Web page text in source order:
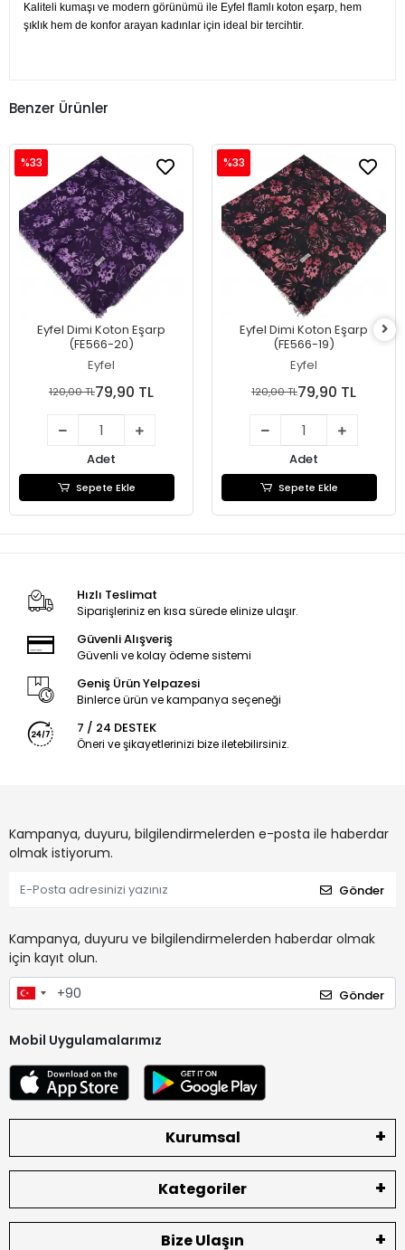
Kaliteli kumaşı ve modern görünümü ile Eyfel flamlı koton eşarp, hem
şıklık hem de konfor arayan kadınlar için ideal bir tercihtir.
Benzer Ürünler
Eyfel Dimi Koton Eşarp
(FE566-20)
Eyfel
%33
120,00 TL79,90 TL
Adet
Sepete Ekle
Eyfel Dimi Koton Eşarp
(FE566-19)
Eyfel
%33
120,00 TL79,90 TL
Adet
Sepete Ekle
Hızlı Teslimat
Siparişleriniz en kısa sürede elinize ulaşır.
Güvenli Alışveriş
Güvenli ve kolay ödeme sistemi
Geniş Ürün Yelpazesi
Binlerce ürün ve kampanya seçeneği
7 / 24 DESTEK
Öneri ve şikayetlerinizi bize iletebilirsiniz.
Kampanya, duyuru, bilgilendirmelerden e-posta ile haberdar
olmak istiyorum.
Gönder
Kampanya, duyuru ve bilgilendirmelerden haberdar olmak
için kayıt olun.
Gönder
Mobil Uygulamalarımız
Kurumsal
Kategoriler
Bize Ulaşın